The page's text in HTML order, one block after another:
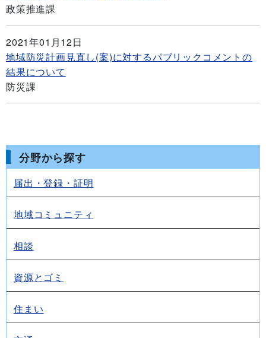
政策推進課
2021年01月12日
地域防災計画見直し(案)に対するパブリックコメントの
結果について
防災課
分野から探す
届出・登録・証明
地域コミュニティ
相談
資源とゴミ
住まい